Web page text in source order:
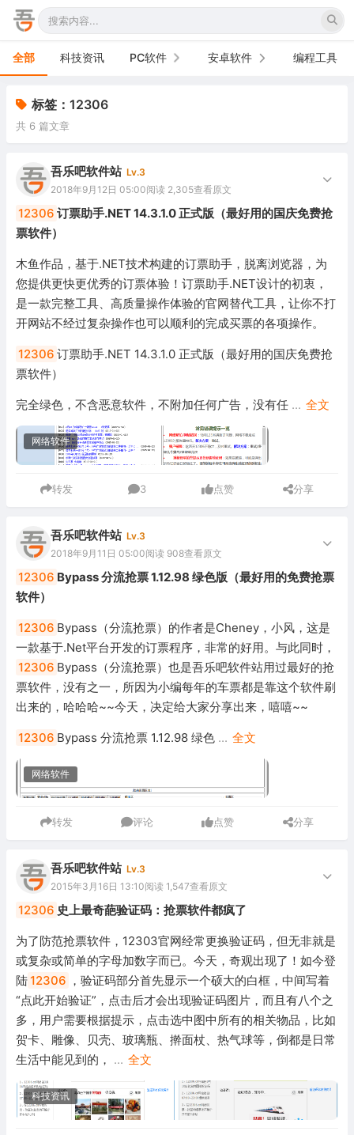
全部 科技资讯 PC软件
办公软件
网络软件
图形图像
游戏娱乐
安全防御
系统下载
安卓软件
手机软件
电视软件
车机软件
编程工具
标签：12306
共 6 篇文章
吾乐吧软件站 Lv.3
2018年9月12日 05:00阅读 2,305查看原文
12306 订票助手.NET 14.3.1.0 正式版（最好用的国庆免费抢
票软件）
木鱼作品，基于.NET技术构建的订票助手，脱离浏览器，为
您提供更快更优秀的订票体验！订票助手.NET设计的初衷，
是一款完整工具、高质量操作体验的官网替代工具，让你不打
开网站不经过复杂操作也可以顺利的完成买票的各项操作。
12306 订票助手.NET 14.3.1.0 正式版（最好用的国庆免费抢
票软件）
完全绿色，不含恶意软件，不附加任何广告，没有任 ... 全文
网络软件
转发 3 点赞 分享
吾乐吧软件站 Lv.3
2018年9月11日 05:00阅读 908查看原文
12306 Bypass 分流抢票 1.12.98 绿色版（最好用的免费抢票
软件）
12306 Bypass（分流抢票）的作者是Cheney，小风，这是
一款基于.Net平台开发的订票程序，非常的好用。与此同时，
12306 Bypass（分流抢票）也是吾乐吧软件站用过最好的抢
票软件，没有之一，所因为小编每年的车票都是靠这个软件刷
出来的，哈哈哈~~今天，决定给大家分享出来，嘻嘻~~
12306 Bypass 分流抢票 1.12.98 绿色 ... 全文
网络软件
转发 评论 点赞 分享
吾乐吧软件站 Lv.3
2015年3月16日 13:10阅读 1,547查看原文
12306 史上最奇葩验证码：抢票软件都疯了
为了防范抢票软件，12303官网经常更换验证码，但无非就是
或复杂或简单的字母加数字而已。今天，奇观出现了！如今登
陆12306 ，验证码部分首先显示一个硕大的白框，中间写着
“点此开始验证”，点击后才会出现验证码图片，而且有八个之
多，用户需要根据提示，点击选中图中所有的相关物品，比如
贺卡、雕像、贝壳、玻璃瓶、擀面杖、热气球等，倒都是日常
生活中能见到的， ... 全文
科技资讯